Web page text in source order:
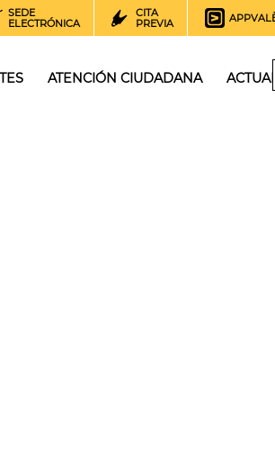
SEDE
ELECTRÓNICA
CITA
PREVIA
ATENCIÓN CIUDADANA